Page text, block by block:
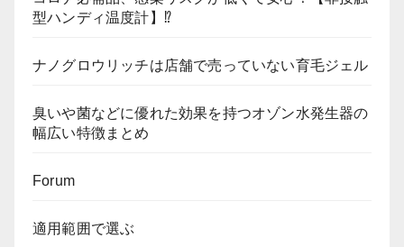
型ハンディ温度計】⁉
ナノグロウリッチは店舗で売っていない育毛ジェル
臭いや菌などに優れた効果を持つオゾン水発生器の
幅広い特徴まとめ
Forum
適用範囲で選ぶ